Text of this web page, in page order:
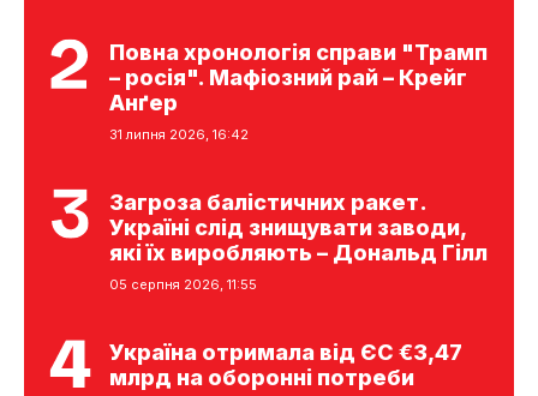
Повна хронологія справи "Трамп
– росія". Мафіозний рай – Крейг
Анґер
31 липня 2026, 16:42
Загроза балістичних ракет.
Україні слід знищувати заводи,
які їх виробляють – Дональд Гілл
05 серпня 2026, 11:55
Україна отримала від ЄС €3,47
млрд на оборонні потреби